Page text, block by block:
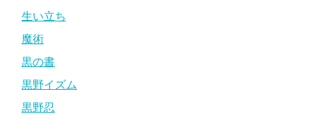
生い立ち
魔術
黒の書
黒野イズム
黒野忍